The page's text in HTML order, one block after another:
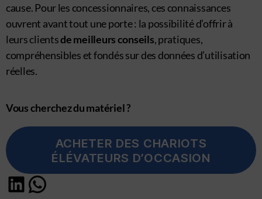
cause. Pour les concessionnaires, ces connaissances
ouvrent avant tout une porte : la possibilité d’offrir à
leurs clientsde meilleurs conseils, pratiques,
compréhensibles et fondés sur des données d’utilisation
réelles.
Vous cherchez du matériel ?
ACHETER DES CHARIOTS
ÉLÉVATEURS D’OCCASION